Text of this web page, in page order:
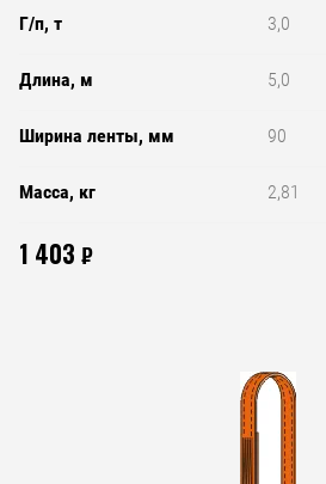
Г/п, т 3,0
Длина, м 5,0
Ширина ленты, мм 90
Масса, кг 2,81
1 403 ₽